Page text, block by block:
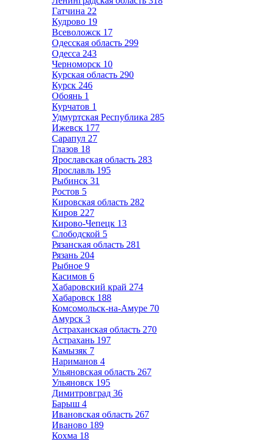
Гатчина 22
Кудрово 19
Всеволожск 17
Одесская область 299
Одесса 243
Черноморск 10
Курская область 290
Курск 246
Обоянь 1
Курчатов 1
Удмуртская Республика 285
Ижевск 177
Сарапул 27
Глазов 18
Ярославская область 283
Ярославль 195
Рыбинск 31
Ростов 5
Кировская область 282
Киров 227
Кирово-Чепецк 13
Слободской 5
Рязанская область 281
Рязань 204
Рыбное 9
Касимов 6
Хабаровский край 274
Хабаровск 188
Комсомольск-на-Амуре 70
Амурск 3
Астраханская область 270
Астрахань 197
Камызяк 7
Нариманов 4
Ульяновская область 267
Ульяновск 195
Димитровград 36
Барыш 4
Ивановская область 267
Иваново 189
Кохма 18